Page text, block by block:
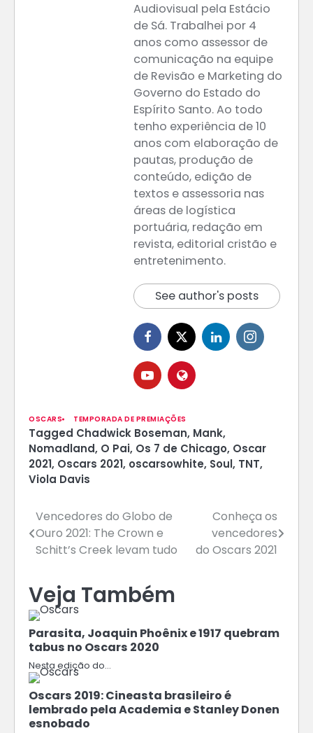
Audiovisual pela Estácio
de Sá. Trabalhei por 4
anos como assessor de
comunicação na equipe
de Revisão e Marketing do
Governo do Estado do
Espírito Santo. Ao todo
tenho experiência de 10
anos com elaboração de
pautas, produção de
conteúdo, edição de
textos e assessoria nas
áreas de logística
portuária, redação em
revista, editorial cristão e
entretenimento.
See author's posts
OSCARS TEMPORADA DE PREMIAÇÕES
Tagged Chadwick Boseman, Mank,
Nomadland, O Pai, Os 7 de Chicago, Oscar
2021, Oscars 2021, oscarsowhite, Soul, TNT,
Viola Davis
Navegação
de
Vencedores do Globo de
Ouro 2021: The Crown e
Schitt’s Creek levam tudo
Conheça os
vencedores
do Oscars 2021
Veja Também
Parasita, Joaquin Phoênix e 1917 quebram
tabus no Oscars 2020
Nesta edição do…
Oscars 2019: Cineasta brasileiro é
lembrado pela Academia e Stanley Donen
esnobado